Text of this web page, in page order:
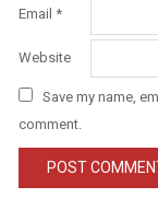
Email *
Website
Save my name,
comment.